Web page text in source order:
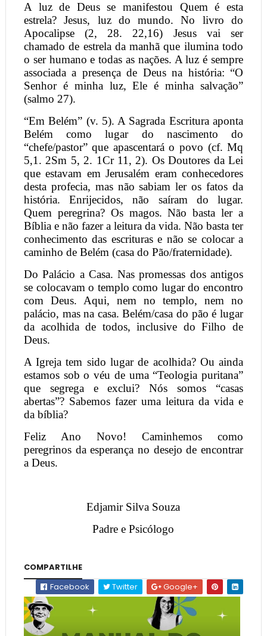
A luz de Deus se manifestou Quem é esta
estrela? Jesus, luz do mundo. No livro do
Apocalipse (2, 28. 22,16) Jesus vai ser
chamado de estrela da manhã que ilumina todo
o ser humano e todas as nações. A luz é sempre
associada a presença de Deus na história: “O
Senhor é minha luz, Ele é minha salvação”
(salmo 27).
“Em Belém” (v. 5). A Sagrada Escritura aponta
Belém como lugar do nascimento do
“chefe/pastor” que apascentará o povo (cf. Mq
5,1. 2Sm 5, 2. 1Cr 11, 2). Os Doutores da Lei
que estavam em Jerusalém eram conhecedores
desta profecia, mas não sabiam ler os fatos da
história. Enrijecidos, não saíram do lugar.
Quem peregrina? Os magos. Não basta ler a
Bíblia e não fazer a leitura da vida. Não basta ter
conhecimento das escrituras e não se colocar a
caminho de Belém (casa do Pão/fraternidade).
Do Palácio a Casa. Nas promessas dos antigos
se colocavam o templo como lugar do encontro
com Deus. Aqui, nem no templo, nem no
palácio, mas na casa. Belém/casa do pão é lugar
da acolhida de todos, inclusive do Filho de
Deus.
A Igreja tem sido lugar de acolhida? Ou ainda
estamos sob o véu de uma “Teologia puritana”
que segrega e exclui? Nós somos “casas
abertas”? Sabemos fazer uma leitura da vida e
da bíblia?
Feliz Ano Novo! Caminhemos como
peregrinos da esperança no desejo de encontrar
a Deus.
Edjamir Silva Souza
Padre e Psicólogo
COMPARTILHE
Facebook
Twitter Google+